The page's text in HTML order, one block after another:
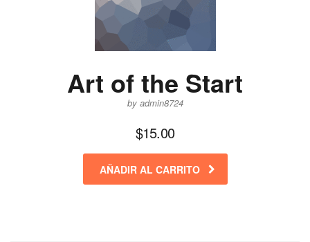
Art of the Start
by admin8724
$15.00
AÑADIR AL CARRITO